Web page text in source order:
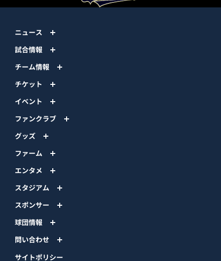
ニュース
試合情報
チーム情報
チケット
イベント
ファンクラブ
グッズ
ファーム
エンタメ
スタジアム
スポンサー
球団情報
問い合わせ
サイトポリシー